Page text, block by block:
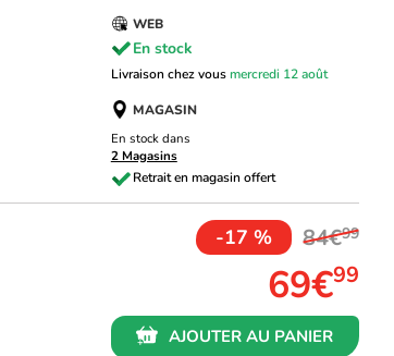
WEB
En stock
Livraison chez vousmercredi 12 août
MAGASIN
En stock dans
2 Magasins
-17 % 84€99
69€99
AJOUTER AU PANIER